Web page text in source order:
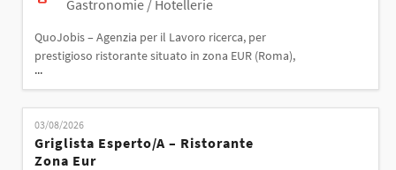
Gastronomie / Hotellerie
QuoJobis – Agenzia per il Lavoro ricerca, per
prestigioso ristorante situato in zona EUR (Roma),
due: Camerieri/e di sala Le risorse saranno inserite
all'interno dello staff di sala e si occuperanno
dell'accoglienza della clientela, del servizio ai tavoli
e della cura dell'esperienza del cliente,
collaborando con il team di cucina e di sala per ga
...
03/08/2026
Griglista Esperto/a – Ristorante
Zona Eur